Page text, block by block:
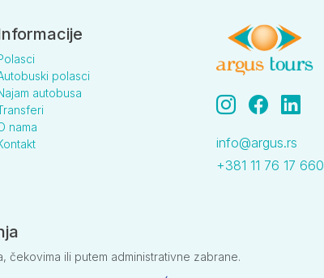
polasci
autobusa
nama
info@argus.rs
+381 11 76 17 660
čekovima ili putem administrativne zabrane.